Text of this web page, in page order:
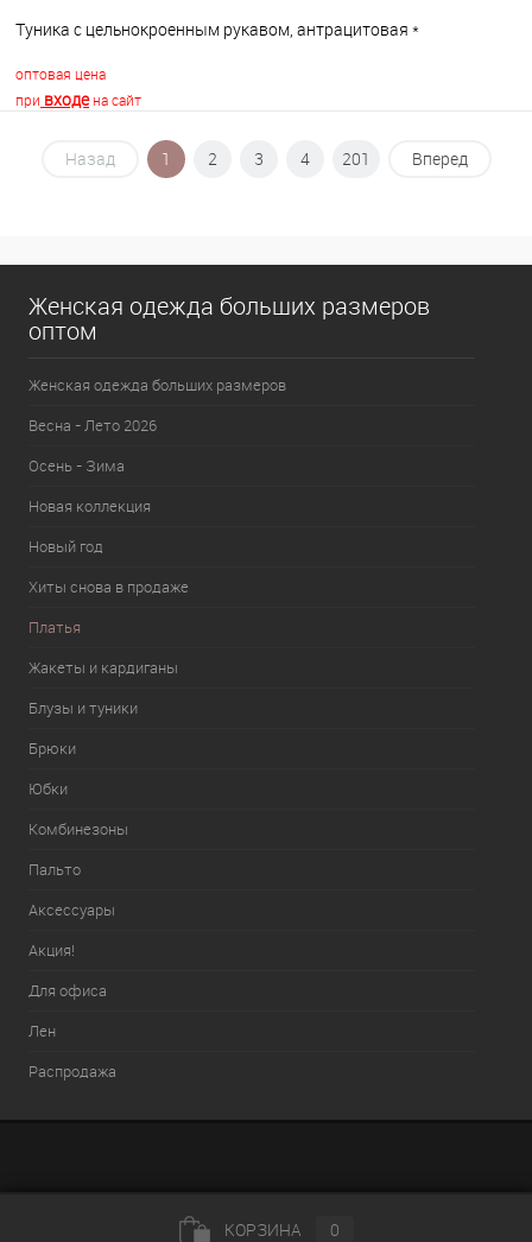
Туника с цельнокроенным рукавом, антрацитовая *
оптовая цена
при входена сайт
В корзину
Назад 1 2 3 4 201 Вперед
Женская одежда больших размеров
оптом
Женская одежда больших размеров
Весна - Лето 2026
Осень - Зима
Новая коллекция
Новый год
Хиты снова в продаже
Платья
Жакеты и кардиганы
Блузы и туники
Брюки
Юбки
Комбинезоны
Пальто
Аксессуары
Акция!
Для офиса
Лен
Распродажа
КОРЗИНА 0